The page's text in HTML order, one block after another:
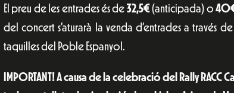
El preu de les entrades és de 32,5€(anticipada) o
del concert s’aturarà la venda d’entrades a través
taquilles del Poble Espanyol.
IMPORTANT! A causa de la celebració del Rally RACC